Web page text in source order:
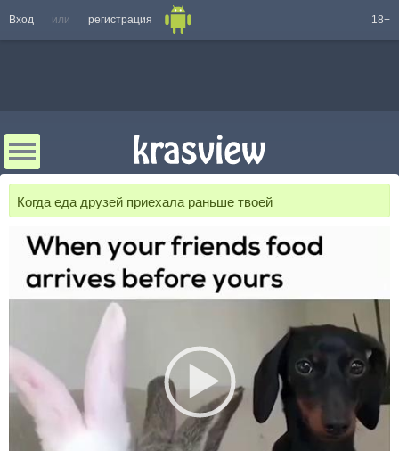
Вход или регистрация 18+
Когда еда друзей приехала раньше твоей